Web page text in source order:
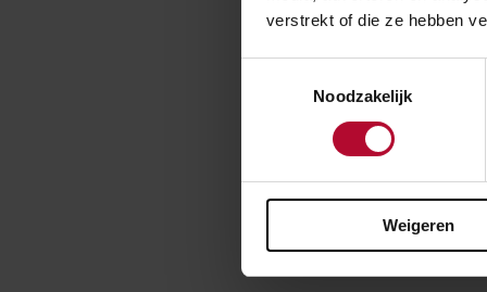
verstrekt of die ze hebben
Noodzakelijk
Weigeren
aan te tonen.
bijvoorbeeld